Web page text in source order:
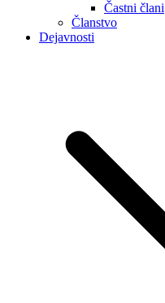
Častni člani
Članstvo
Dejavnosti